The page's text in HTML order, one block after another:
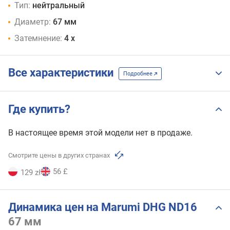
58 мм
62 мм
77 мм
Тип: нейтральный
Диаметр: 67 мм
Затемнение: 4 х
Все характеристики Подробнее
Где купить?
В настоящее время этой модели нет в продаже.
Смотрите цены в других странах
129 zł 56 £
Динамика цен на Marumi DHG ND16
67 мм